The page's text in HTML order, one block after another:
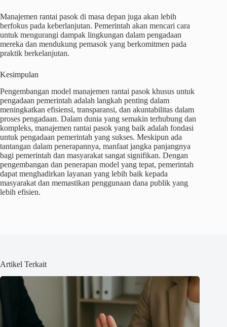
Manajemen rantai pasok di masa depan juga akan lebih
berfokus pada keberlanjutan. Pemerintah akan mencari cara
untuk mengurangi dampak lingkungan dalam pengadaan
mereka dan mendukung pemasok yang berkomitmen pada
praktik berkelanjutan.
Kesimpulan
Pengembangan model manajemen rantai pasok khusus untuk
pengadaan pemerintah adalah langkah penting dalam
meningkatkan efisiensi, transparansi, dan akuntabilitas dalam
proses pengadaan. Dalam dunia yang semakin terhubung dan
kompleks, manajemen rantai pasok yang baik adalah fondasi
untuk pengadaan pemerintah yang sukses. Meskipun ada
tantangan dalam penerapannya, manfaat jangka panjangnya
bagi pemerintah dan masyarakat sangat signifikan. Dengan
pengembangan dan penerapan model yang tepat, pemerintah
dapat menghadirkan layanan yang lebih baik kepada
masyarakat dan memastikan penggunaan dana publik yang
lebih efisien.
Artikel Terkait